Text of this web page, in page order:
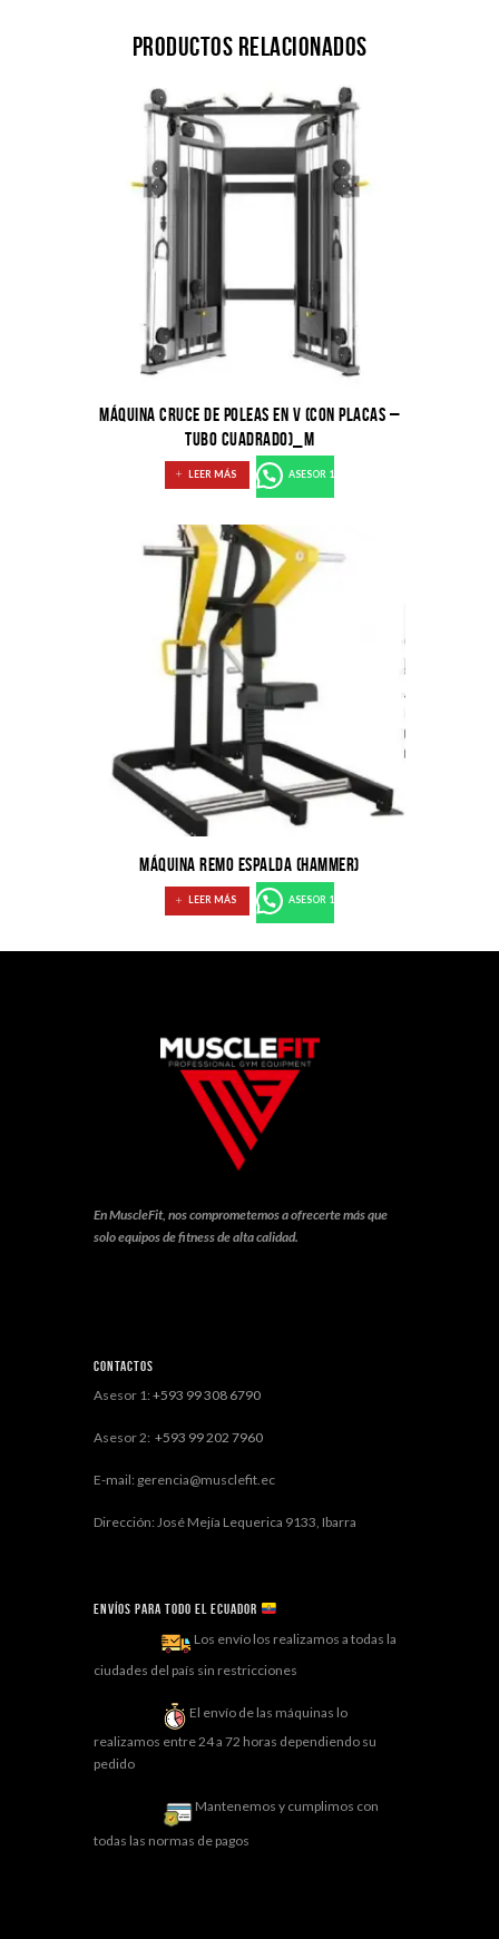
Productos relacionados
MÁQUINA CRUCE DE POLEAS EN V (CON PLACAS –
TUBO CUADRADO)_M
LEER MÁS ASESOR 1
MÁQUINA REMO ESPALDA (HAMMER)
LEER MÁS ASESOR 1
En MuscleFit, nos comprometemos a ofrecerte más que
solo equipos de fitness de alta calidad.
Contactos
Asesor 1: +593 99 308 6790
Asesor 2: +593 99 202 7960
E-mail: gerencia@musclefit.ec
Dirección: José Mejía Lequerica 9133, Ibarra
Envíos para todo el ECUADOR
Los envío los realizamos a todas la
ciudades del país sin restricciones
El envío de las máquinas lo
realizamos entre 24 a 72 horas dependiendo su
pedido
Mantenemos y cumplimos con
todas las normas de pagos